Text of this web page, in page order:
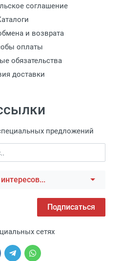
диаметр
соглашение
и возврата
оплаты
обязательства
доставки
предложений
Подписаться
сетях